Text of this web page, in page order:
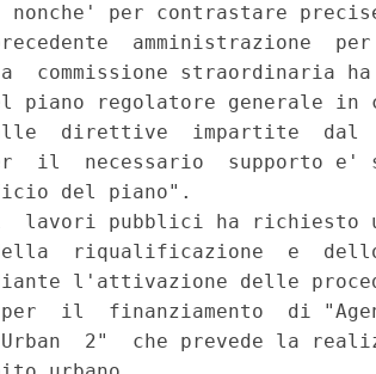
per contrastare
amministrazione
straordinaria
piano regolatore generale in
direttive  impartite  dal
il  necessario  supporto e'
del piano".
lavori pubblici ha richiesto
riqualificazione  e
l'attivazione delle
il  finanziamento  di
2"  che prevede la